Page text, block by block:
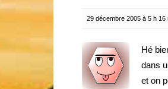
29 décembre 2005 à 5 h 16
Hé
dans
et on